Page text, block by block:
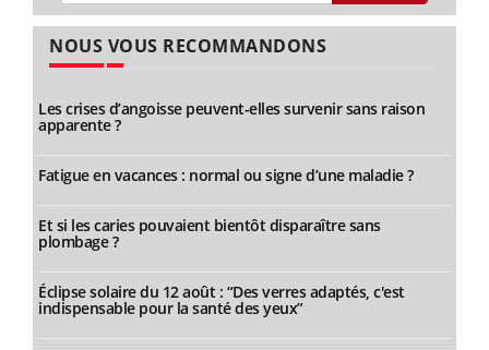
NOUS VOUS RECOMMANDONS
Les crises d’angoisse peuvent-elles survenir sans raison
apparente ?
Fatigue en vacances : normal ou signe d’une maladie ?
Et si les caries pouvaient bientôt disparaître sans
plombage ?
Éclipse solaire du 12 août : “Des verres adaptés, c'est
indispensable pour la santé des yeux”